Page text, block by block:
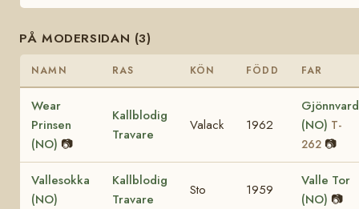
PÅ MODERSIDAN (3)
NAMN RAS KÖN FÖDD FAR
Wear
Prinsen
(NO) 📷
Kallblodig
Travare
Valack 1962
Gjönnvard
(NO) T-
262 📷
Vallesokka
(NO)
Kallblodig
Travare
Sto 1959
Valle Tor
(NO) 📷